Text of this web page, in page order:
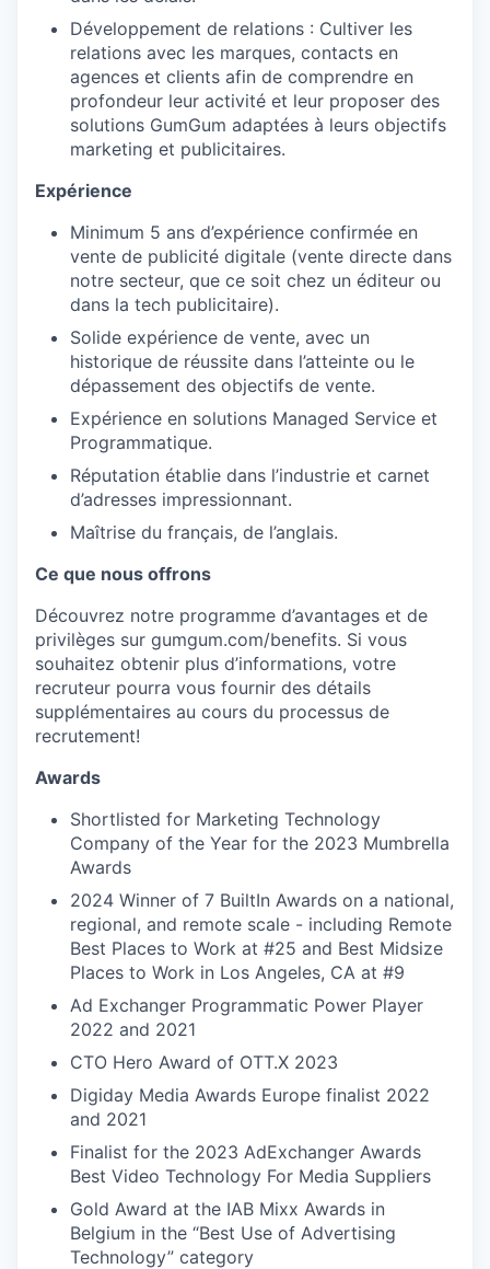
Développement de relations : Cultiver les
relations avec les marques, contacts en
agences et clients afin de comprendre en
profondeur leur activité et leur proposer des
solutions GumGum adaptées à leurs objectifs
marketing et publicitaires.
Expérience
Minimum 5 ans d’expérience confirmée en
vente de publicité digitale (vente directe dans
notre secteur, que ce soit chez un éditeur ou
dans la tech publicitaire).
Solide expérience de vente, avec un
historique de réussite dans l’atteinte ou le
dépassement des objectifs de vente.
Expérience en solutions Managed Service et
Programmatique.
Réputation établie dans l’industrie et carnet
d’adresses impressionnant.
Maîtrise du français, de l’anglais.
Ce que nous offrons
Découvrez notre programme d’avantages et de
privilèges sur gumgum.com/benefits. Si vous
souhaitez obtenir plus d’informations, votre
recruteur pourra vous fournir des détails
supplémentaires au cours du processus de
recrutement!
Awards
Shortlisted for Marketing Technology
Company of the Year for the 2023 Mumbrella
Awards
2024 Winner of 7 BuiltIn Awards on a national,
regional, and remote scale - including Remote
Best Places to Work at #25 and Best Midsize
Places to Work in Los Angeles, CA at #9
Ad Exchanger Programmatic Power Player
2022 and 2021
CTO Hero Award of OTT.X 2023
Digiday Media Awards Europe finalist 2022
and 2021
Finalist for the 2023 AdExchanger Awards
Best Video Technology For Media Suppliers
Gold Award at the IAB Mixx Awards in
Belgium in the “Best Use of Advertising
Technology” category